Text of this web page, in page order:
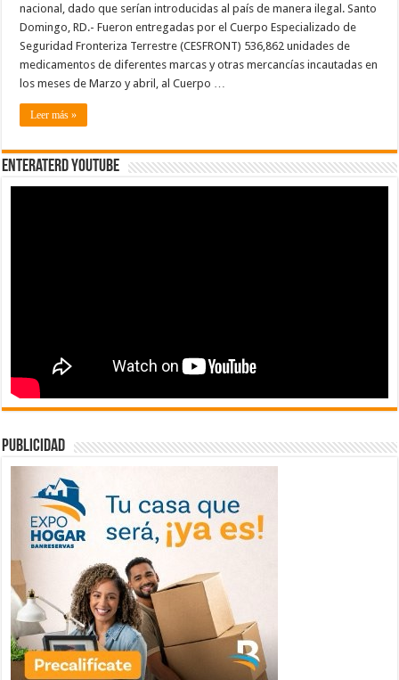
nacional, dado que serían introducidas al país de manera ilegal. Santo
Domingo, RD.- Fueron entregadas por el Cuerpo Especializado de
Seguridad Fronteriza Terrestre (CESFRONT) 536,862 unidades de
medicamentos de diferentes marcas y otras mercancías incautadas en
los meses de Marzo y abril, al Cuerpo …
Leer más »
EnterateRD YOUTUBE
publicidad